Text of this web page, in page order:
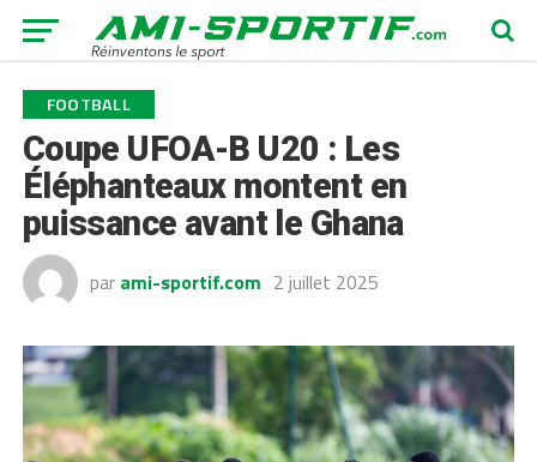
FOOTBALL
Coupe UFOA-B U20 : Les
Éléphanteaux montent en
puissance avant le Ghana
par ami-sportif.com 2 juillet 2025